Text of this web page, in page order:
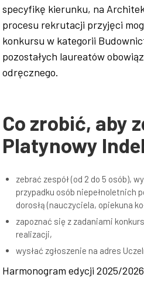
specyfikę kierunku, na
procesu rekrutacji przyjęci
konkursu w kategorii
pozostałych laureatów
odręcznego.
Co zrobić, aby
Platynowy
zebrać zespół (od 2 do 5 osób),
przypadku osób niepełnoletnich
dorosłą (nauczyciela, opiekuna
zapoznać się z zadaniami
realizacji,
wysłać zgłoszenie na adres
Harmonogram edycji 2025/2026